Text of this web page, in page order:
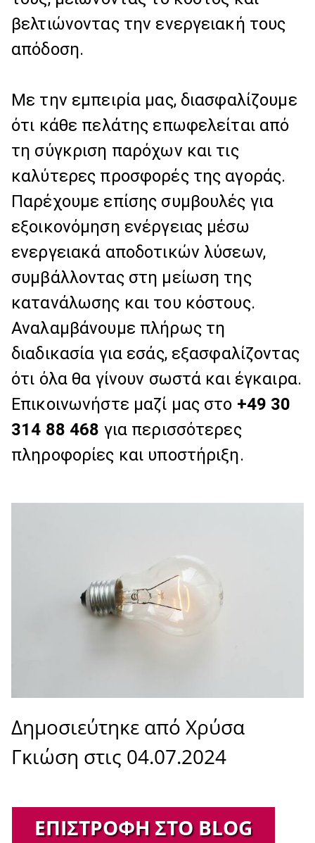
βελτιώνοντας την ενεργειακή τους
απόδοση.
Με την εμπειρία μας, διασφαλίζουμε
ότι κάθε πελάτης επωφελείται από
τη σύγκριση παρόχων και τις
καλύτερες προσφορές της αγοράς.
Παρέχουμε επίσης συμβουλές για
εξοικονόμηση ενέργειας μέσω
ενεργειακά αποδοτικών λύσεων,
συμβάλλοντας στη μείωση της
κατανάλωσης και του κόστους.
Αναλαμβάνουμε πλήρως τη
διαδικασία για εσάς, εξασφαλίζοντας
ότι όλα θα γίνουν σωστά και έγκαιρα.
Επικοινωνήστε μαζί μας στο +49 30
314 88 468 για περισσότερες
πληροφορίες και υποστήριξη.
Δημοσιεύτηκε από Χρύσα
Γκιώση στις 04.07.2024
ΕΠΙΣΤΡΟΦΉ ΣΤΟ BLOG